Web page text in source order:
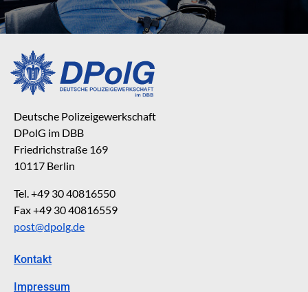
Deutsche Polizeigewerkschaft
DPolG im DBB
Friedrichstraße 169
10117 Berlin
Tel. +49 30 40816550
Fax +49 30 40816559
post@dpolg.de
Kontakt
Impressum